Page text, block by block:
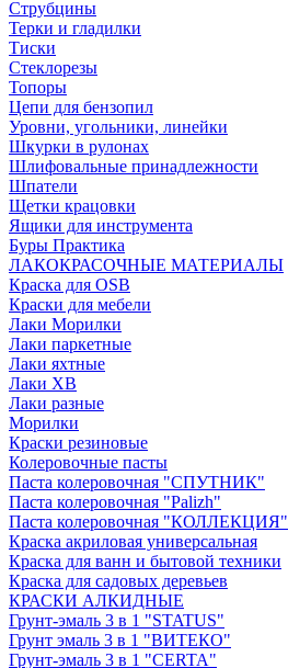
Струбцины
Терки и гладилки
Тиски
Стеклорезы
Топоры
Цепи для бензопил
Уровни, угольники, линейки
Шкурки в рулонах
Шлифовальные принадлежности
Шпатели
Щетки крацовки
Ящики для инструмента
Буры Практика
ЛАКОКРАСОЧНЫЕ МАТЕРИАЛЫ
Краска для OSB
Краски для мебели
Лаки Морилки
Лаки паркетные
Лаки яхтные
Лаки ХВ
Лаки разные
Морилки
Краски резиновые
Колеровочные пасты
Паста колеровочная "СПУТНИК"
Паста колеровочная "Palizh"
Паста колеровочная "КОЛЛЕКЦИЯ"
Краска акриловая универсальная
Краска для ванн и бытовой техники
Краска для садовых деревьев
КРАСКИ АЛКИДНЫЕ
Грунт-эмаль 3 в 1 "STATUS"
Грунт эмаль 3 в 1 "ВИТЕКО"
Грунт-эмаль 3 в 1 "CERTA"